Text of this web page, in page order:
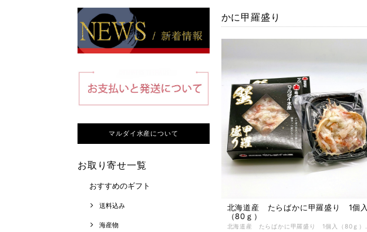
マルダイ水産について
お取り寄せ一覧
おすすめのギフト
送料込み
海産物
かに甲羅盛り
北海道産 たらばかに甲羅盛り 1個入
（80ｇ）